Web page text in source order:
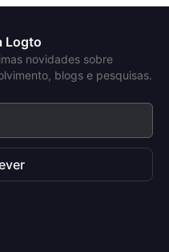
Logto
novidades sobre
blogs e pesquisas.